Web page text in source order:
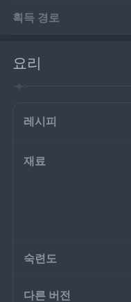
획득 경로
요리
레시피
재료
숙련도
다른 버전